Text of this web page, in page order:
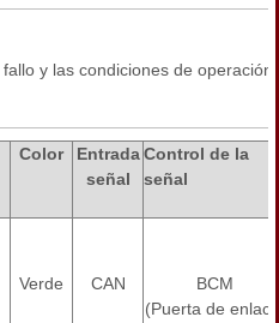
y las condiciones de
Color
Entrada
señal
Control de la
señal
Verde CAN
BCM
(Puerta de